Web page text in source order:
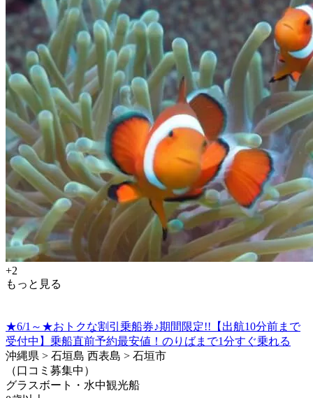
+2
もっと見る
★6/1～★おトクな割引乗船券♪期間限定!!【出航10分前まで
受付中】乗船直前予約最安値！のりばまで1分すぐ乗れる
沖縄県 > 石垣島 西表島 > 石垣市
（口コミ募集中）
グラスボート・水中観光船